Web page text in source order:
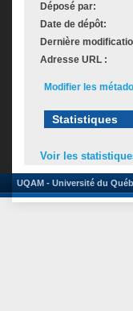
Déposé par:
Date de dépôt:
Dernière
Adresse URL :
Modifier les
Statistiques
Voir les
UQAM - Université du